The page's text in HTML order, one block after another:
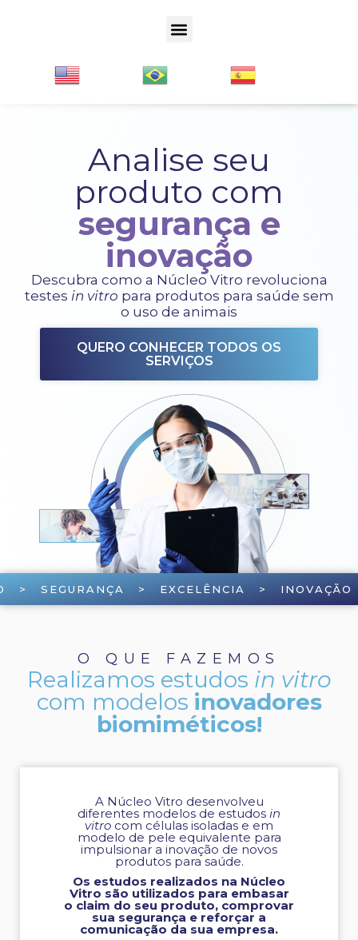
Analise seu
produto com
segurança e
inovação
Descubra como a Núcleo Vitro revoluciona
testes in vitro para produtos para saúde sem
o uso de animais
QUERO CONHECER TODOS OS
SERVIÇOS
SEGURANÇA > EXCELÊNCIA >
O QUE FAZEMOS
Realizamos estudos in vitro
com modelos inovadores
biomiméticos!
A Núcleo Vitro desenvolveu
diferentes modelos de estudos in
vitro com células isoladas e em
modelo de pele equivalente para
impulsionar a inovação de novos
produtos para saúde.
Os estudos realizados na Núcleo
Vitro são utilizados para embasar
o claim do seu produto, comprovar
sua segurança e reforçar a
comunicação da sua empresa.